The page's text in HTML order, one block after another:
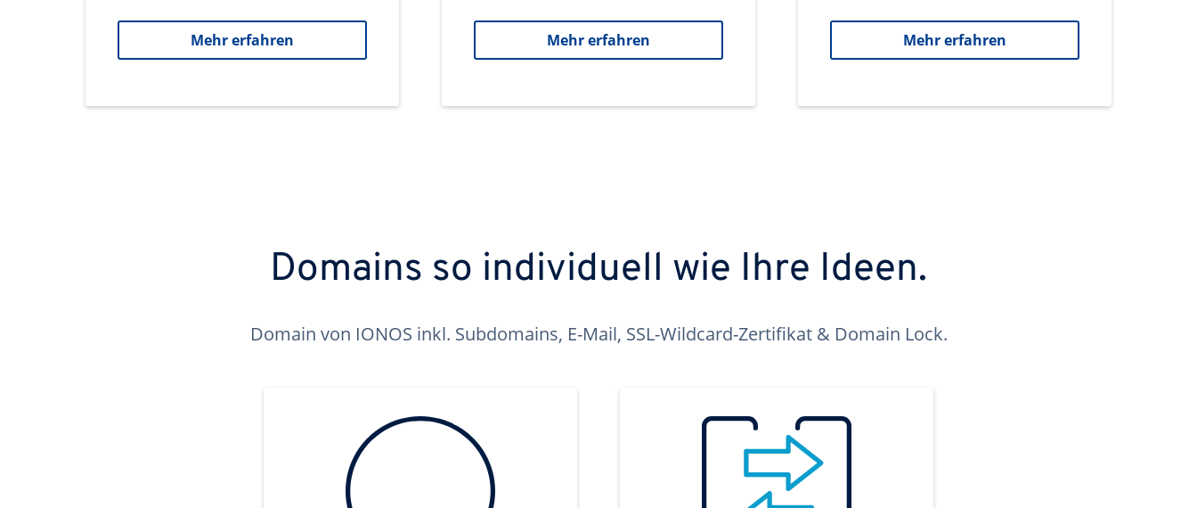
Mehr erfahren Mehr erfahren Mehr erfahren
Domains so individuell wie Ihre Ideen.
Domain von IONOS inkl. Subdomains, E-Mail, SSL-Wildcard-Zertifikat & Domain Lock.